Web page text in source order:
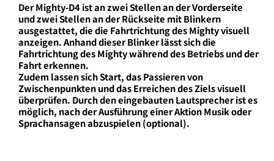
Der Mighty-D4 ist an zwei Stellen an der Vorderseite
und zwei Stellen an der Rückseite mit Blinkern
ausgestattet, die die Fahrtrichtung des Mighty visuell
anzeigen. Anhand dieser Blinker lässt sich die
Fahrtrichtung des Mighty während des Betriebs und der
Fahrt erkennen.
Zudem lassen sich Start, das Passieren von
Zwischenpunkten und das Erreichen des Ziels visuell
überprüfen. Durch den eingebauten Lautsprecher ist es
möglich, nach der Ausführung einer Aktion Musik oder
Sprachansagen abzuspielen (optional).